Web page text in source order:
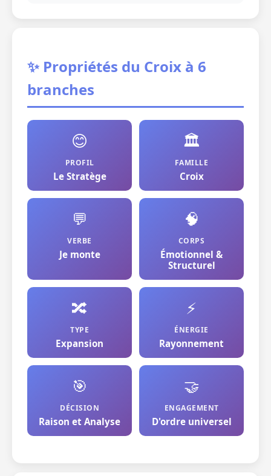
✨ Propriétés du Croix à 6
branches
😊
PROFIL
Le Stratège
🏛️
FAMILLE
Croix
💬
VERBE
Je monte
🧠
CORPS
Émotionnel &
Structurel
🔀
TYPE
Expansion
⚡
ÉNERGIE
Rayonnement
🎯
DÉCISION
Raison et Analyse
🤝
ENGAGEMENT
D'ordre universel